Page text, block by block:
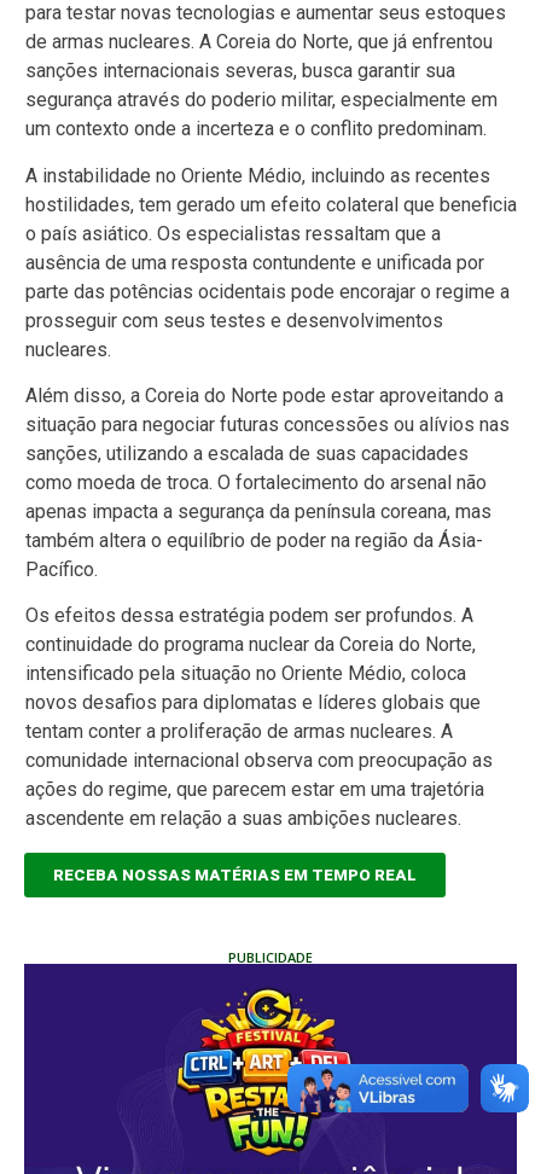
para testar novas tecnologias e aumentar seus estoques
de armas nucleares. A Coreia do Norte, que já enfrentou
sanções internacionais severas, busca garantir sua
segurança através do poderio militar, especialmente em
um contexto onde a incerteza e o conflito predominam.
A instabilidade no Oriente Médio, incluindo as recentes
hostilidades, tem gerado um efeito colateral que beneficia
o país asiático. Os especialistas ressaltam que a
ausência de uma resposta contundente e unificada por
parte das potências ocidentais pode encorajar o regime a
prosseguir com seus testes e desenvolvimentos
nucleares.
Além disso, a Coreia do Norte pode estar aproveitando a
situação para negociar futuras concessões ou alívios nas
sanções, utilizando a escalada de suas capacidades
como moeda de troca. O fortalecimento do arsenal não
apenas impacta a segurança da península coreana, mas
também altera o equilíbrio de poder na região da Ásia-
Pacífico.
Os efeitos dessa estratégia podem ser profundos. A
continuidade do programa nuclear da Coreia do Norte,
intensificado pela situação no Oriente Médio, coloca
novos desafios para diplomatas e líderes globais que
tentam conter a proliferação de armas nucleares. A
comunidade internacional observa com preocupação as
ações do regime, que parecem estar em uma trajetória
ascendente em relação a suas ambições nucleares.
RECEBA NOSSAS MATÉRIAS EM TEMPO REAL
PUBLICIDADE